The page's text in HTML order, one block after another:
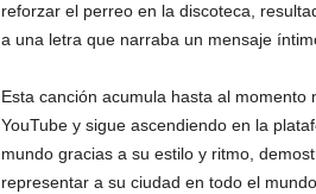
reforzar el perreo en la discoteca,
a una letra que narraba un mensaje
Esta canción acumula hasta al momento
YouTube y sigue ascendiendo en la
mundo gracias a su estilo y ritmo,
representar a su ciudad en todo el